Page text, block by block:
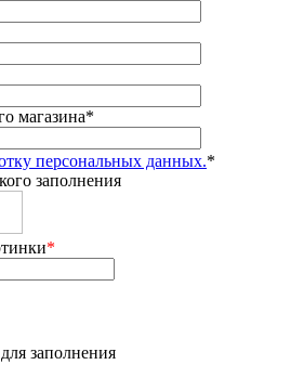
магазина*
персональных данных.*
заполнения
*
заполнения